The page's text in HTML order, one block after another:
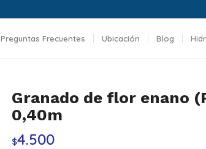
Preguntas Frecuentes Ubicación Blog
Granado de flor enano
0,40m
$4.500